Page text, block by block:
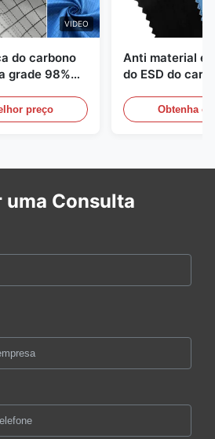
VIDEO
do carbono
grade 98%
preço
Anti material
do ESD do
Obtenha o
uma Consulta